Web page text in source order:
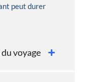
peut durer
voyage